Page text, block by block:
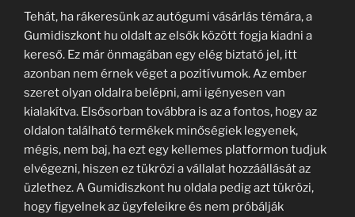
Tehát, ha rákeresünk az autógumi vásárlás témára, a
Gumidiszkont hu oldalt az elsők között fogja kiadni a
kereső. Ez már önmagában egy elég biztató jel, itt
azonban nem érnek véget a pozitívumok. Az ember
szeret olyan oldalra belépni, ami igényesen van
kialakítva. Elsősorban továbbra is az a fontos, hogy az
oldalon található termékek minőségiek legyenek,
mégis, nem baj, ha ezt egy kellemes platformon tudjuk
elvégezni, hiszen ez tükrözi a vállalat hozzáállását az
üzlethez. A Gumidiszkont hu oldala pedig azt tükrözi,
hogy figyelnek az ügyfeleikre és nem próbálják